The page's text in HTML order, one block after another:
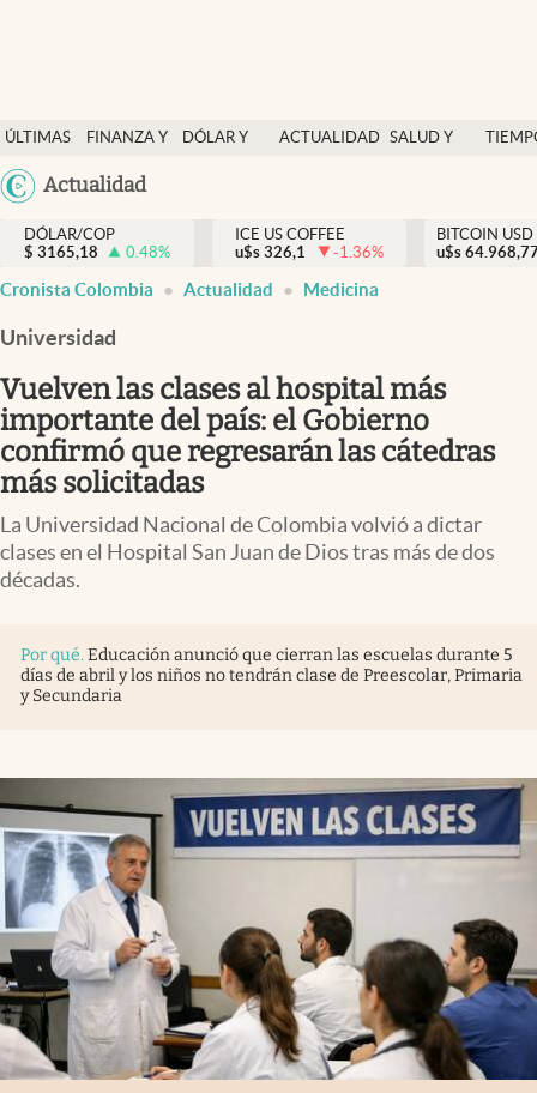
ÚLTIMAS
NOTICIAS
FINANZA Y
DÓLAR Y
ACTUALIDAD SALUD Y
Actualidad
Salud y nutrición
Vida espiritual
Actualidad
Colombia
DÓLAR/COP
$ 3165,18 0.48%
ICE US COFFEE
u$s 326,1 -1.36%
BITCOIN USD
u$s
Cronista Colombia Actualidad Medicina
Universidad
Vuelven las clases al hospital más
importante del país: el Gobierno
confirmó que regresarán las cátedras
más solicitadas
La Universidad Nacional de Colombia volvió a dictar
clases en el Hospital San Juan de Dios tras más de dos
décadas.
Por qué. Educación anunció que cierran las escuelas durante 5
días de abril y los niños no tendrán clase de Preescolar, Primaria
y Secundaria